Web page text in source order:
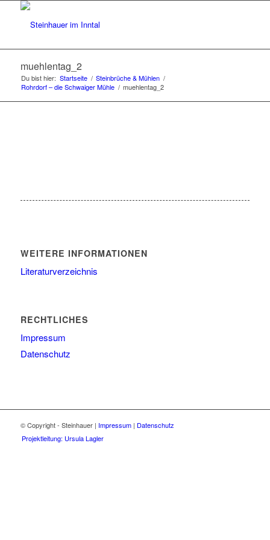
muehlentag_2
Du bist hier: Startseite / Steinbrüche & Mühlen /
Rohrdorf – die Schwaiger Mühle / muehlentag_2
WEITERE INFORMATIONEN
Literaturverzeichnis
RECHTLICHES
Impressum
Datenschutz
© Copyright - Steinhauer | Impressum| Datenschutz
Projektleitung: Ursula Lagler